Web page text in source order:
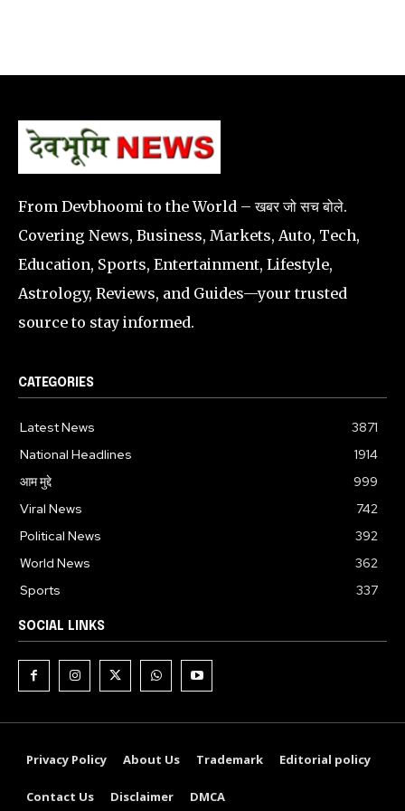
From Devbhoomi to the World – खबर जो सच बोले.
Covering News, Business, Markets, Auto, Tech,
Education, Sports, Entertainment, Lifestyle,
Astrology, Reviews, and Guides—your trusted
source to stay informed.
CATEGORIES
Latest News
3871
National Headlines
1914
आम मुद्दे
999
Viral News
742
Political News
392
World News
362
Sports
337
SOCIAL LINKS
Privacy Policy About Us Trademark Editorial policy
Contact Us Disclaimer DMCA